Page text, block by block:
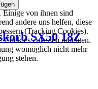
SX50 18Z
Einige von ihnen sind
andere uns helfen, diese
(Tracking Cookies).
Cookies zulassen möchten.
womöglich nicht mehr
stehen.